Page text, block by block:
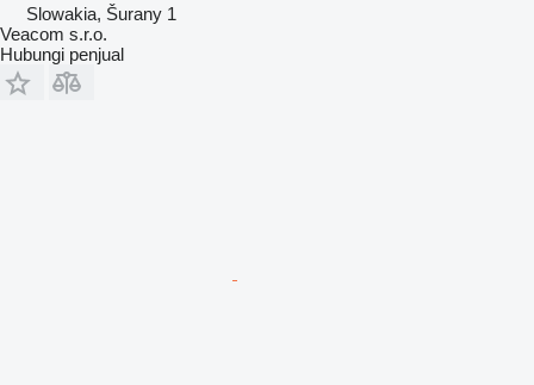
Slowakia, Šurany 1
Veacom s.r.o.
Hubungi penjual